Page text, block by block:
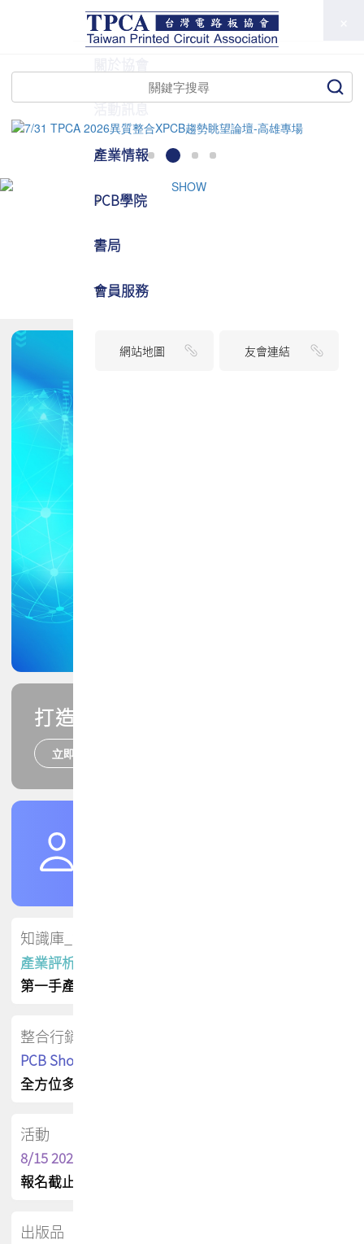
打造您的PCB專業技能
立即報名
知識庫_會員專屬
產業評析報告
第一手產業資訊
整合行銷
PCB Shop 採購指南
全方位多元曝光方案
活動
8/15 2026 TPCA健康盃保齡球聯誼賽
報名截止日 : 8/3 活動日期 : 8/15
出版品
TPCA
活動訊息
產業情報
PCB學院
書局
會員服務
網站地圖 友會連結